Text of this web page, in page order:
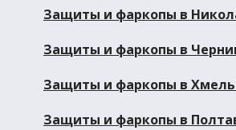
Защиты и фаркопы в
Защиты и фаркопы в
Защиты и фаркопы в
Защиты и фаркопы в